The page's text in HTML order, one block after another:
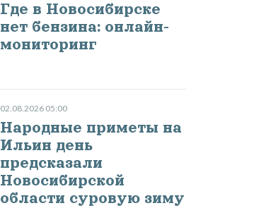
Где в Новосибирске
нет бензина: онлайн-
мониторинг
02.08.2026 05:00
Народные приметы на
Ильин день
предсказали
Новосибирской
области суровую зиму